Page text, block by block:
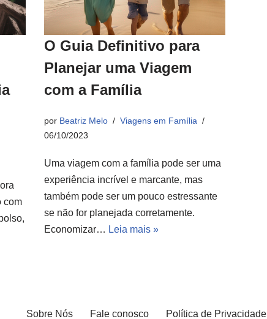
com
O Guia Definitivo para
Planejar uma Viagem
com a Família
por Beatriz Melo
Viagens em Família
06/10/2023
Uma viagem com a família pode ser uma
experiência incrível e marcante, mas
também pode ser um pouco estressante
se não for planejada corretamente.
Economizar… Leia mais »
Sobre Nós Fale conosco Política de Privacidade